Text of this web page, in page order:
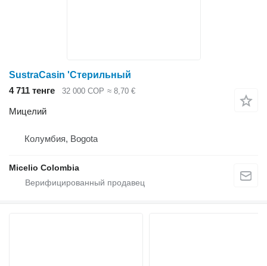
SustraCasin 'Стерильный
4 711 тенге
32 000 COP ≈ 8,70 €
Мицелий
Колумбия, Bogota
Micelio Colombia